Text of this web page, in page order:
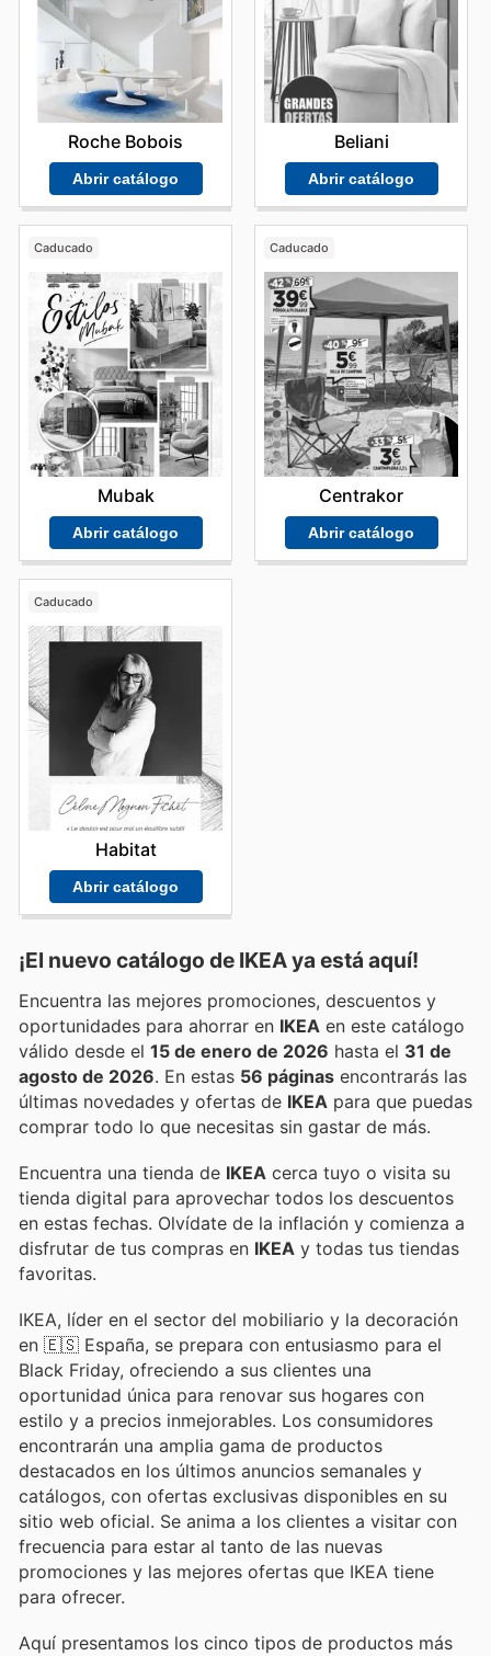
Roche Bobois
Abrir catálogo
Beliani
Abrir catálogo
Caducado
Mubak
Abrir catálogo
Caducado
Centrakor
Abrir catálogo
Caducado
Habitat
Abrir catálogo
¡El nuevo catálogo de IKEAya está aquí!
Encuentra las mejores promociones, descuentos y
oportunidades para ahorrar en IKEA en este catálogo
válido desde el 15 de enero de 2026 hasta el 31 de
agosto de 2026 . En estas 56 páginas encontrarás las
últimas novedades y ofertas de IKEA para que puedas
comprar todo lo que necesitas sin gastar de más.
Encuentra una tienda de IKEA cerca tuyo o visita su
tienda digital para aprovechar todos los descuentos
en estas fechas. Olvídate de la inflación y comienza a
disfrutar de tus compras en IKEA y todas tus tiendas
favoritas.
IKEA, líder en el sector del mobiliario y la decoración
en 🇪🇸 España, se prepara con entusiasmo para el
Black Friday, ofreciendo a sus clientes una
oportunidad única para renovar sus hogares con
estilo y a precios inmejorables. Los consumidores
encontrarán una amplia gama de productos
destacados en los últimos anuncios semanales y
catálogos, con ofertas exclusivas disponibles en su
sitio web oficial. Se anima a los clientes a visitar con
frecuencia para estar al tanto de las nuevas
promociones y las mejores ofertas que IKEA tiene
para ofrecer.
Aquí presentamos los cinco tipos de productos más